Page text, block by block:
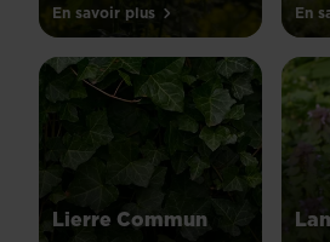
En savoir plus En
Lierre Commun